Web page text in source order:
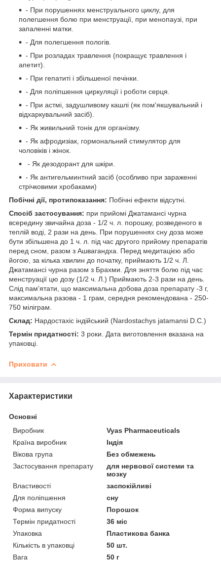
- При порушеннях менструального циклу, для
полегшення болю при менструації, при менопаузі, при
запаленні матки.
- Для полегшення пологів.
- При розладах травлення (покращує травлення і
апетит).
- При гепатиті і збільшеної печінки.
- Для поліпшення циркуляції і роботи серця.
- При астмі, задушливому кашлі (як пом'якшувальний і
відхаркувальний засіб).
- Як живильний тонік для організму.
- Як афродизіак, гормональний стимулятор для
чоловіків і жінок.
- Як дезодорант для шкіри.
- Як антигельминтний засіб (особливо при зараженні
стрічковими хробаками)
Побічні дії, протипоказання: Побічні ефекти відсутні.
Спосіб застосування: при прийомі Джатамансі чурна
всередину звичайна доза - 1/2 ч. л. порошку, розведеного в
теплій воді, 2 рази на день. При порушеннях сну доза може
бути збільшена до 1 ч. л. під час другого прийому препаратів
перед сном, разом з Ашвагандха. Перед медитацією або
йогою, за кілька хвилин до початку, приймають 1/2 ч. Л.
Джатамансі чурна разом з Брахми. Для зняття болю під час
менструації цю дозу (1/2 ч. Л.) Приймають 2-3 рази на день.
Слід пам'ятати, що максимальна добова доза препарату -3 г,
максимальна разова - 1 грам, середня рекомендована - 250-
750 міліграм.
Склад: Нардостахіс індійський (Nardostachys jatamansi D.C.)
Термін придатності: 3 роки. Дата виготовлення вказана на
упаковці.
Приховати
Характеристики
Основні
Виробник
Vyas Pharmaceuticals
Країна виробник
Індія
Вікова група
Без обмежень
Застосування препарату
для нервової системи та
мозку
Властивості
заспокійливі
Для поліпшення
сну
Форма випуску
Порошок
Термін придатності
36 міс
Упаковка
Пластикова банка
Кількість в упаковці
50 шт.
Вага
50 г